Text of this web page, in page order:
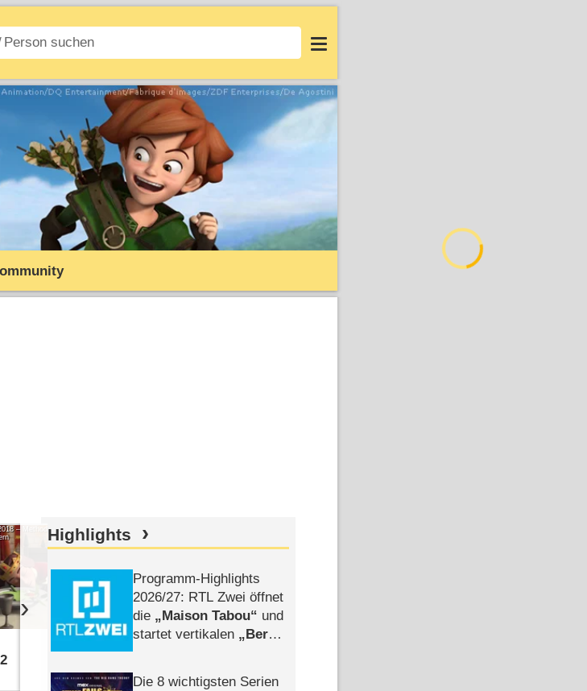
Login
– Method Animation – DQ
Bild: ZDF/Method Animation/DQ Entertainment/Fabrique
d'images/ZDF Enterprises/De Agostini
›
Highlights
Programm-Highlights
2026/​27: RTL Zwei öffnet
die
Maison Tabou
und
startet vertikalen
Berlin
Die 8 wichtigsten Serien